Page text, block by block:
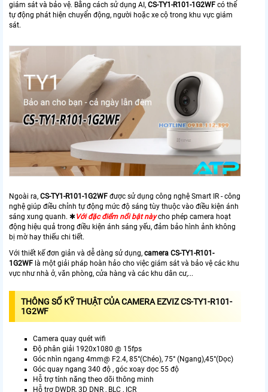
giám sát và bảo vệ. Bằng cách sử dụng AI, CS-TY1-R101-1G2WF có thể
tự động phát hiện chuyển động, người hoặc xe cộ trong khu vực giám
sát.
Ngoài ra, CS-TY1-R101-1G2WF được sử dụng công nghệ Smart IR - công
nghệ giúp điều chỉnh tự động mức độ sáng tùy thuộc vào điều kiện ánh
sáng xung quanh. ✱ Với đặc điểm nổi bật nàycho phép camera hoạt
động hiệu quả trong điều kiện ánh sáng yếu, đảm bảo hình ảnh không
bị mờ hay thiếu chi tiết.
Với thiết kế đơn giản và dễ dàng sử dụng, camera CS-TY1-R101-
1G2WF là một giải pháp hoàn hảo cho việc giám sát và bảo vệ các khu
vực như nhà ở, văn phòng, cửa hàng và các khu dân cư,...
THÔNG SỐ KỸ THUẬT CỦA CAMERA EZVIZ CS-TY1-R101-
1G2WF
Camera quay quét wifi
Độ phân giải 1920x1080 @ 15fps
Góc nhìn ngang 4mm@ F2.4, 85°(Chéo), 75° (Ngang),45°(Dọc)
Góc quay ngang 340 độ , góc xoay dọc 55 độ
Hỗ trợ tính năng theo dõi thông minh
Hỗ trợ DWDR, 3D DNR , BLC , ICR